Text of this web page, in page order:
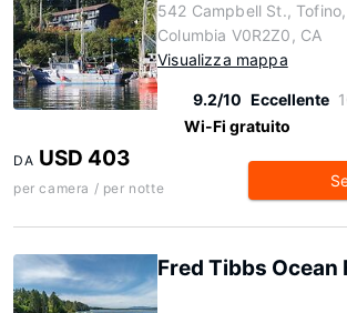
542 Campbell St.,
Columbia V0R2Z0, CA
Visualizza mappa
9.2/10 Eccellente
Wi-Fi gratuito
DA USD 403
per camera / per notte
Fred Tibbs Ocean